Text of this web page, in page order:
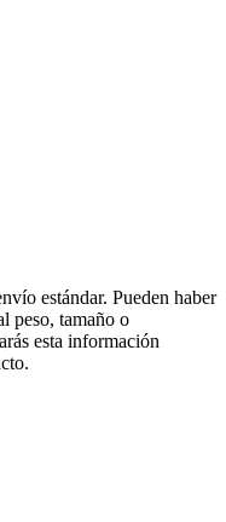
estándar. Pueden haber
peso, tamaño o
esta información